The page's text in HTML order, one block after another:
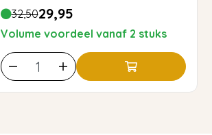
32,5029,95
Volume voordeel vanaf 2 stuks